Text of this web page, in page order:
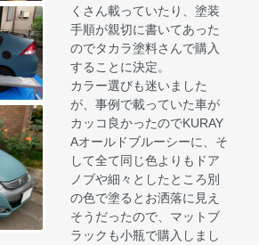
くさん載っていたり、塗装
手順が親切に書いてあった
のでタカラ塗料さんで購入
することに決定。
カラー選びも迷いました
が、事例で載っていた車が
カッコ良かったのでKURAY
Aオールドブルーシーに、そ
して全て同じ色よりもドア
ノブや細々としたところ別
の色で塗るとお洒落に見え
そうだったので、マットブ
ラックも小瓶で購入しまし